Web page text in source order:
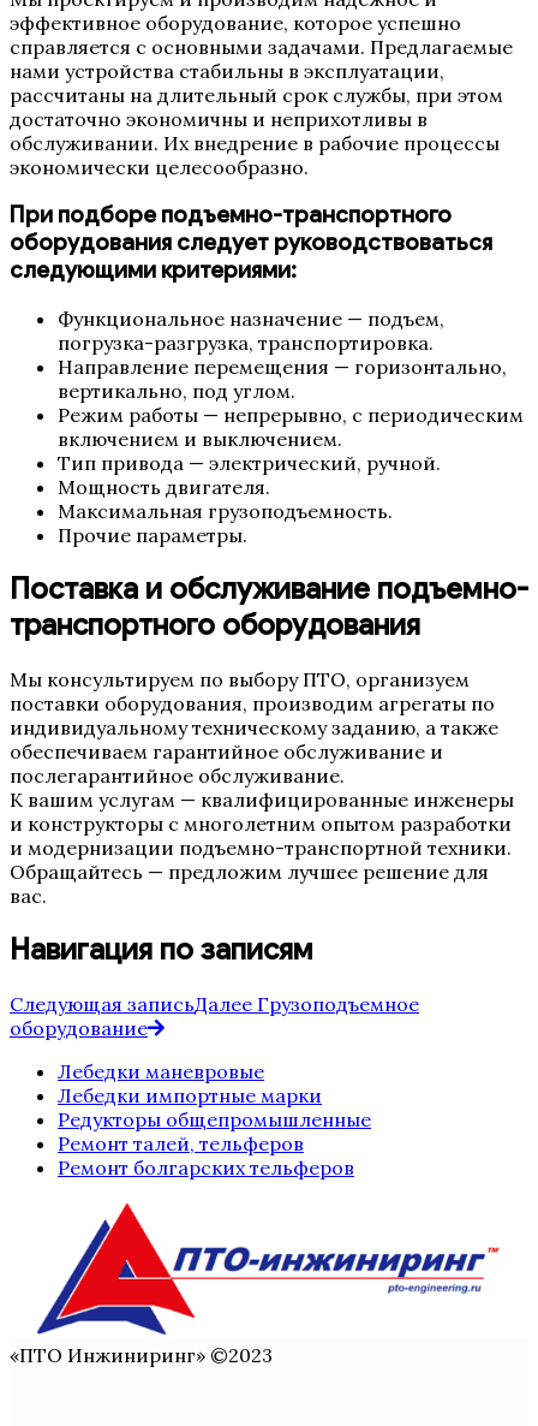
эффективное оборудование, которое успешно
справляется с основными задачами. Предлагаемые
нами устройства стабильны в эксплуатации,
рассчитаны на длительный срок службы, при этом
достаточно экономичны и неприхотливы в
обслуживании. Их внедрение в рабочие процессы
экономически целесообразно.
При подборе подъемно-транспортного
оборудования следует руководствоваться
следующими критериями:
Функциональное назначение — подъем,
погрузка-разгрузка, транспортировка.
Направление перемещения — горизонтально,
вертикально, под углом.
Режим работы — непрерывно, с периодическим
включением и выключением.
Тип привода — электрический, ручной.
Мощность двигателя.
Максимальная грузоподъемность.
Прочие параметры.
Поставка и обслуживание подъемно-
транспортного оборудования
Мы консультируем по выбору ПТО, организуем
поставки оборудования, производим агрегаты по
индивидуальному техническому заданию, а также
обеспечиваем гарантийное обслуживание и
послегарантийное обслуживание.
К вашим услугам — квалифицированные инженеры
и конструкторы с многолетним опытом разработки
и модернизации подъемно-транспортной техники.
Обращайтесь — предложим лучшее решение для
вас.
Навигация по записям
Следующая записьДалее Грузоподъемное
оборудование
Лебедки маневровые
Лебедки импортные марки
Редукторы общепромышленные
Ремонт талей, тельферов
Ремонт болгарских тельферов
«ПТО Инжиниринг» ©2023